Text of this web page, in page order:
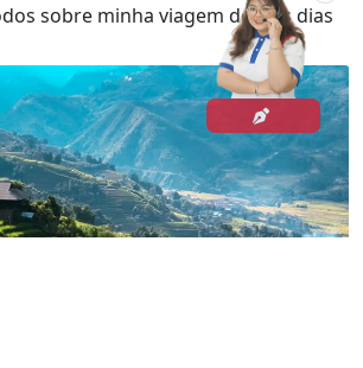
sobre minha viagem de três dias